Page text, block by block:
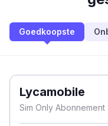
Goedkoopste
Lycamobile
Sim Only Abonnement